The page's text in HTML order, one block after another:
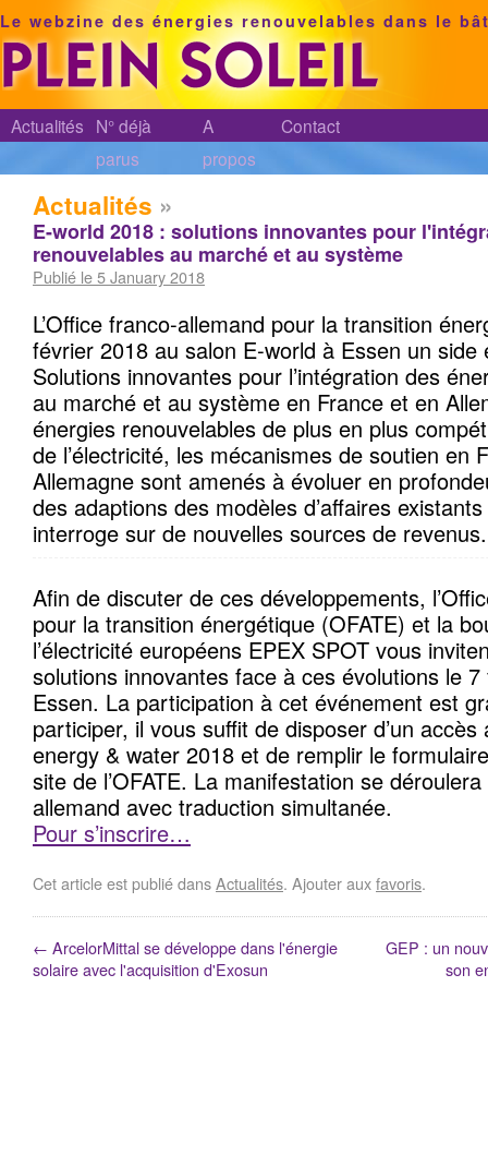
Le webzine des énergies renouvelables dans le
Actualités N° déjà
parus
A
propos
Contact
Actualités »
E-world 2018 : solutions innovantes pour
renouvelables au marché et au système
Publié le 5 January 2018
L’Office franco-allemand pour la transition
février 2018 au salon E-world à Essen un side
Solutions innovantes pour l’intégration des
au marché et au système en France et en
énergies renouvelables de plus en plus
de l’électricité, les mécanismes de soutien en
Allemagne sont amenés à évoluer en
des adaptions des modèles d’affaires
interroge sur de nouvelles sources de revenus.
Afin de discuter de ces développements,
pour la transition énergétique (OFATE) et la
l’électricité européens EPEX SPOT vous
solutions innovantes face à ces évolutions le
Essen. La participation à cet événement est
participer, il vous suffit de disposer d’un
energy & water 2018 et de remplir le
site de l’OFATE. La manifestation se
allemand avec traduction simultanée.
Pour s’inscrire…
Cet article est publié dansActualités. Ajouter auxfavoris.
← ArcelorMittal se développe dans l'énergie
solaire avec l'acquisition d'Exosun
GEP : un
son